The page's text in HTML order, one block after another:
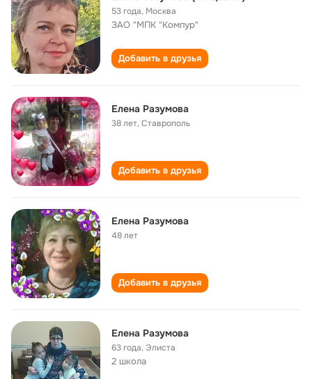
53 года, Москва
ЗАО "МПК "Компур"
Добавить в друзья
Елена Разумова
38 лет,Ставрополь
Добавить в друзья
Елена Разумова
48 лет
Добавить в друзья
Елена Разумова
63 года, Элиста
2 школа